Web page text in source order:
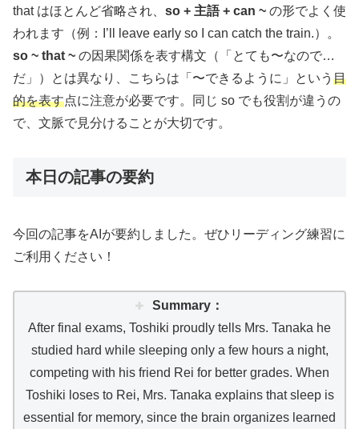
that はほとんど省略され、 so + 主語 + can ~ の形でよく使
われます（例：I’ll leave early so I can catch the train.）。
so ~ that ~ の因果関係を表す構文（「とても〜なので…
だ」）とは異なり、こちらは「〜できるように」という 目
的を表す点に注意が必要です。同じ so でも役割が違うの
で、文脈で見分けることが大切です。
本日の記事の要約
今回の記事をAIが要約しました。ぜひリーディング練習に
ご利用ください！
Summary：
After final exams, Toshiki proudly tells Mrs. Tanaka he
studied hard while sleeping only a few hours a night,
competing with his friend Rei for better grades. When
Toshiki loses to Rei, Mrs. Tanaka explains that sleep is
essential for memory, since the brain organizes learned